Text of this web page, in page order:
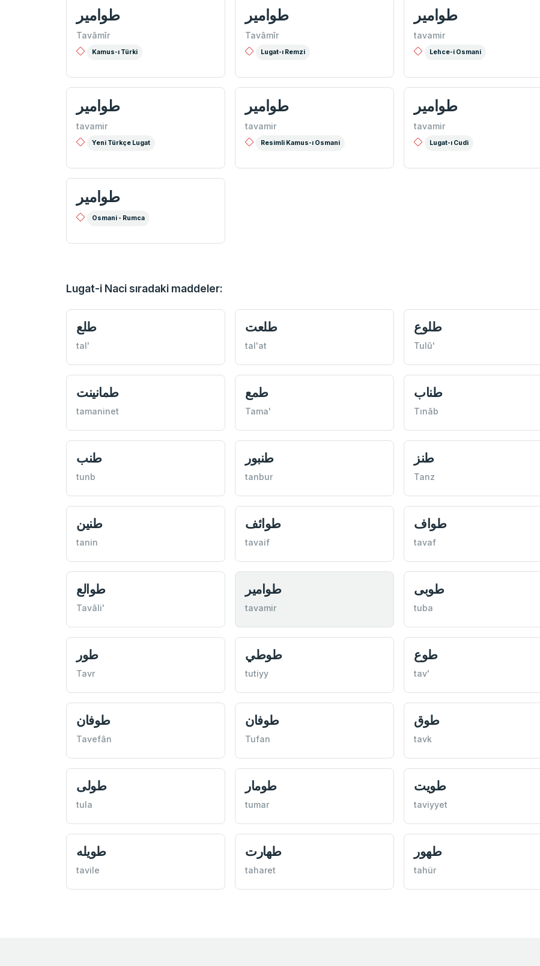
طوامیر
Tavâmîr
Kamus-ı Türki
طوامیر
Tavâmîr
Lugat-ı Remzi
طوامير
tavamir
Lehce-i Osmani
طوامیر
tavamir
Yeni Türkçe Lugat
طوامیر
tavamir
Resimli Kamus-ı Osmani
طوامیر
tavamir
Lugat-ı Cudi
طوامير
Osmani - Rumca
Lugat-i Naci sıradaki maddeler:
طلع
tal'
طلعت
tal'at
طلوع
Tulû'
طمانينت
tamaninet
طمع
Tama'
طناب
Tınâb
طنب
tunb
طنبور
tanbur
طنز
Tanz
طنين
tanin
طوائف
tavaif
طواف
tavaf
طوالع
Tavâli'
طوامير
tavamir
طوبى
tuba
طور
Tavr
طوطي
tutiyy
طوع
tav'
طوفان
Tavefân
طوفان
Tufan
طوق
tavk
طولى
tula
طومار
tumar
طويت
taviyyet
طويله
tavile
طهارت
taharet
طهور
tahür